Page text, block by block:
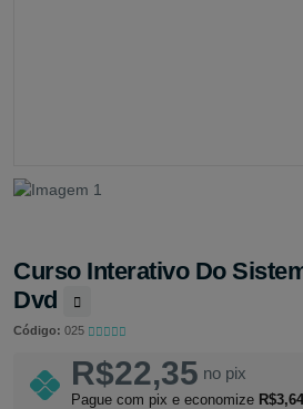
Curso Interativo Do
Dvd
Código: 025
R$22,35 no pix
Pague com pix e economize R$3,64